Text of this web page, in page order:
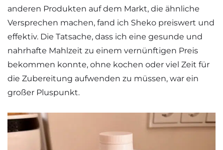
anderen Produkten auf dem Markt, die ähnliche
Versprechen machen, fand ich Sheko preiswert und
effektiv. Die Tatsache, dass ich eine gesunde und
nahrhafte Mahlzeit zu einem vernünftigen Preis
bekommen konnte, ohne kochen oder viel Zeit für
die Zubereitung aufwenden zu müssen, war ein
großer Pluspunkt.